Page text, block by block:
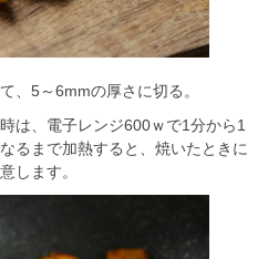
5～6mmの厚さに切る。
は、電子レンジ600ｗで1分から1
るまで加熱すると、焼いたときに
します。